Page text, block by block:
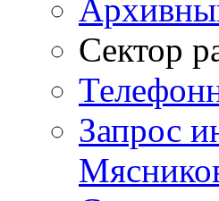
Сектор
Запрос